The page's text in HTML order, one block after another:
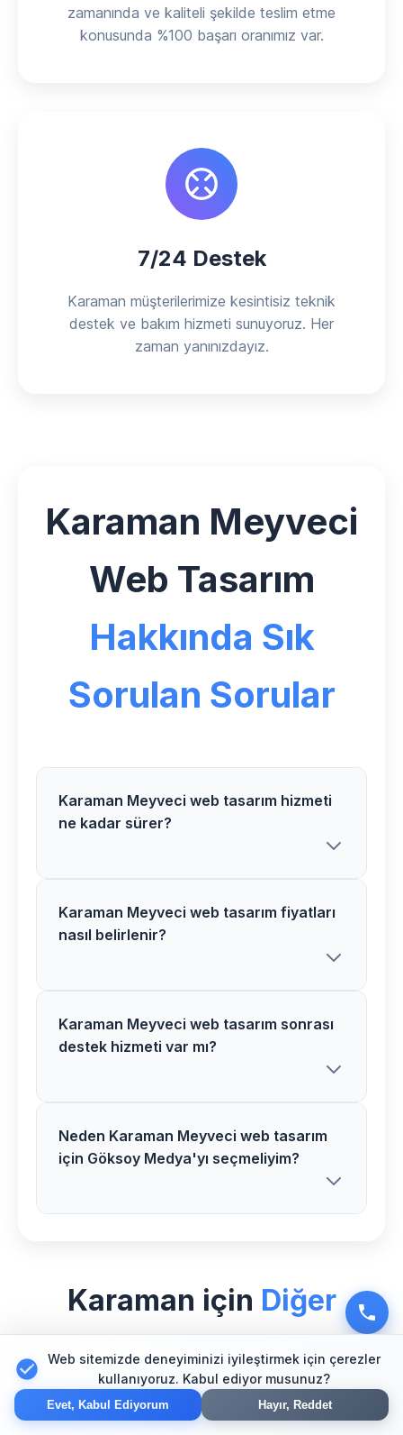
zamanında ve kaliteli şekilde teslim etme
konusunda %100 başarı oranımız var.
7/24 Destek
Karaman müşterilerimize kesintisiz teknik
destek ve bakım hizmeti sunuyoruz. Her
zaman yanınızdayız.
Karaman Meyveci
Web Tasarım
Hakkında Sık
Sorulan Sorular
Karaman Meyveci web tasarım hizmeti
ne kadar sürer?
Göksoy Medya olarak Karaman
bölgesindeki Meyveci web tasarım
kapsamına göre süre değişiklik
gösterebilir.
Karaman Meyveci web tasarım fiyatları
nasıl belirlenir?
Karaman bölgesindeki Meyveci web
tasarım fiyatlarımız proje kapsamı,
iletişime geçebilirsiniz.
Karaman Meyveci web tasarım sonrası
destek hizmeti var mı?
Evet, Karaman bölgesindeki tüm
müşterilerimize Meyveci web tasarım
bakım hizmeti sunuyoruz.
Neden Karaman Meyveci web tasarım
için Göksoy Medya'yı seçmeliyim?
ekibimiz ve müşteri memnuniyeti odaklı
yaklaşımımızla web tasarım alanında
güvenilir bir partner olarak hizmet
veriyoruz.
Karaman için Diğer
Hizmetlerimiz
Web sitemizde deneyiminizi iyileştirmek için çerezler
kullanıyoruz. Kabul ediyor musunuz?
Evet, Kabul Ediyorum Hayır, Reddet